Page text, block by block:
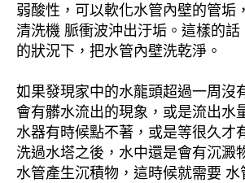
弱酸性，可以軟化水管內壁的管垢
清洗機 脈衝波沖出汙垢。這樣的話
的狀況下，把水管內壁洗乾淨。
如果發現家中的水龍頭超過一周沒
會有髒水流出的現象，或是流出水
水器有時候點不著，或是等很久才
洗過水塔之後，水中還是會有沉澱
水管產生沉積物，這時候就需要 水